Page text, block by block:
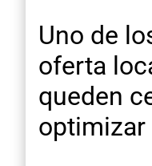
Uno de
oferta
queden